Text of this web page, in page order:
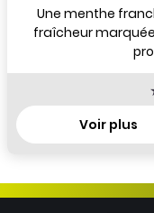
Une menthe
fraîcheur
Voir plus